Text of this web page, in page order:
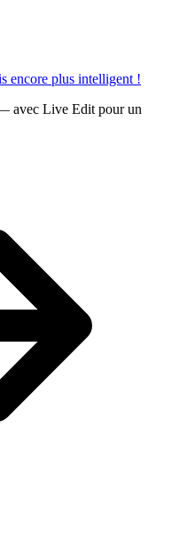
encore plus intelligent !
avec Live Edit pour un